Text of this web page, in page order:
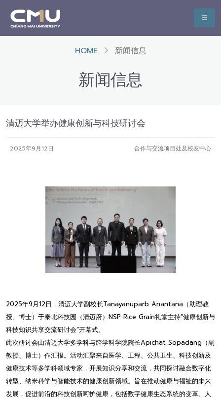
HOME 新闻信息
新闻信息
清迈大学举办健康创新与科技研讨会
2025年9月12日 合作与交流项目处及校友中心
2025年9月12日，清迈大学副校长Tanayanuparb Anantana（助理教
授、博士）于泰北科技园（清迈府）NSP Rice Grain礼堂主持“健康创新与
科技知识共享交流研讨会”开幕式。
此次研讨会由清迈大学多学科与跨学科学院院长Apichat Sopadang（副
教授、博士）作汇报。活动汇聚来自医学、工程、公共卫生、科技创新及
健康技术等多学科领域专家，开展知识分享和交流，共同探讨融合数字化
转型、纳米科学与智能技术的健康创新领域。旨在推动健康与福祉的未来
发展，促进前沿的科技创新呵护健康，包括数字健康生态系统的变革、人